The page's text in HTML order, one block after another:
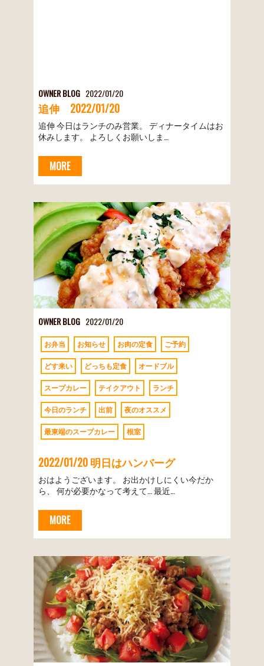
OWNER BLOG 2022/01/20
追伸 2022/01/20
追伸 今日はランチのみ営業。 ディナータイムはお
休みします。 よろしくお願いしま…
MORE
OWNER BLOG 2022/01/20
お弁当 お知らせ お肉の定食 ご予約
どす来い どっちも定食 オードブル
スープカレー テイクアウト ランチ
今日のランチ 出前 夜のオススメ
最東端のスープカレー 根室
2022/01/20 明日はハンバーグ
おはようございます。 お出かけしにくい今だか
ら、 何が必要かなって考えて… 最近…
MORE